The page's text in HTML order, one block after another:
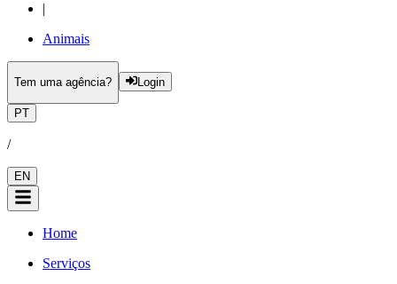
|
Animais
Tem uma agência? Login
PT
/
EN
Home
Serviços